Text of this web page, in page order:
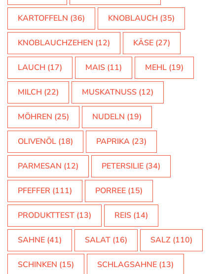
KARTOFFELN (36) KNOBLAUCH (35)
KNOBLAUCHZEHEN (12) KÄSE (27)
LAUCH (17) MAIS (11) MEHL (19)
MILCH (22) MUSKATNUSS (12)
MÖHREN (25) NUDELN (19)
OLIVENÖL (18) PAPRIKA (23)
PARMESAN (12) PETERSILIE (34)
PFEFFER (111) PORREE (15)
PRODUKTTEST (13) REIS (14)
SAHNE (41) SALAT (16) SALZ (110)
SCHINKEN (15) SCHLAGSAHNE (13)